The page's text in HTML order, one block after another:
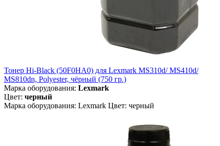
Тонер Hi-Black (50F0HA0) для Lexmark MS310d/ MS410d/
MS810dn, Polyester, чёрный (750 гр.)
Марка оборудования: Lexmark
Цвет: черный
Марка оборудования: Lexmark Цвет: черный